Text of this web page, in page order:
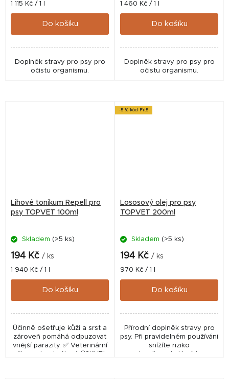
Měrná
cena:
1 115 Kč / 1 l
Do košíku
Doplněk stravy pro psy pro
očistu organismu.
Měrná
cena:
1 460 Kč / 1 l
Do košíku
Doplněk stravy pro psy pro
očistu organismu.
Lihové tonikum Repell pro
psy TOPVET 100ml
Skladem (>5 ks)
194 Kč / ks
Měrná
1 940 Kč / 1 l
Do košíku
Účinně ošetřuje kůži a srst a
zároveň pomáhá odpuzovat
vnější parazity. ✅ Veterinární
přípravek schválený ÚSKVBL
-5 % kód Fit5
Lososový olej pro psy
TOPVET 200ml
Skladem (>5 ks)
194 Kč / ks
Měrná
970 Kč / 1 l
Do košíku
Přírodní doplněk stravy pro
psy. Při pravidelném používání
snížíte riziko
kardiovaskulárních